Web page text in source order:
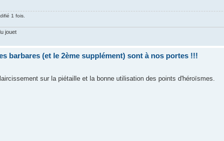
1 fois.
jouet
barbares (et le 2ème supplément) sont à nos portes !!!
sur la piétaille et la bonne utilisation des points d'héroïsmes.